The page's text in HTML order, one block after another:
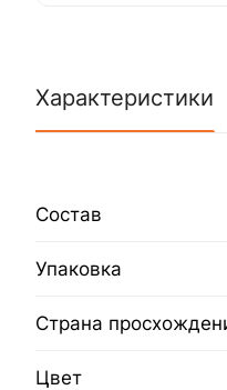
Характеристики
Состав
Упаковка
Страна
Цвет